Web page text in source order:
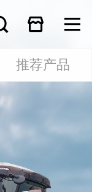
推荐产品